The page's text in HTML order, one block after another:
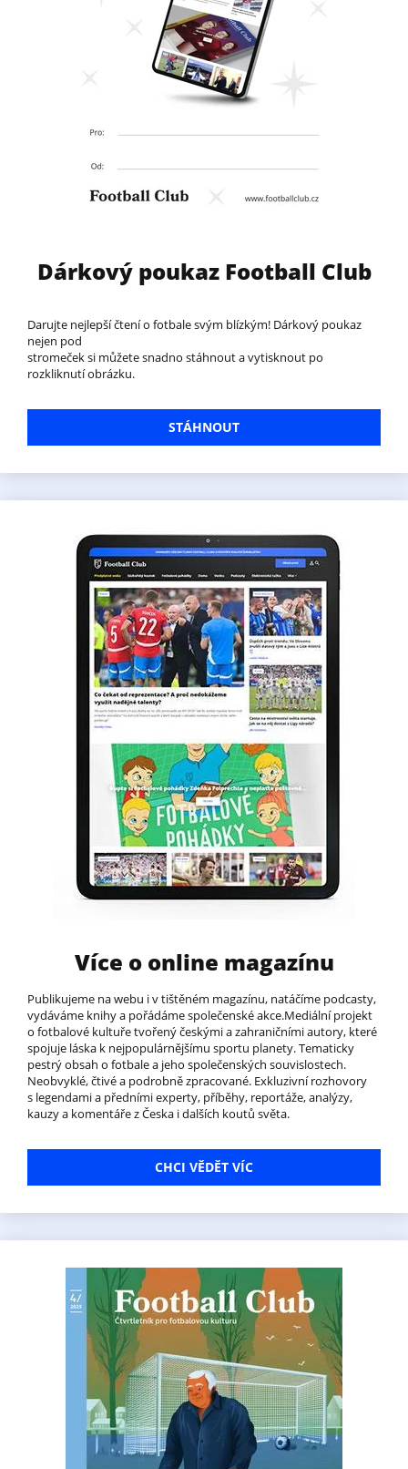
Dárkový poukaz Football Club
Darujte nejlepší čtení o fotbale svým blízkým! Dárkový poukaz
nejen pod
stromeček si můžete snadno stáhnout a vytisknout po
rozkliknutí obrázku.
STÁHNOUT
Více o online magazínu
Publikujeme na webu i v tištěném magazínu, natáčíme podcasty,
vydáváme knihy a pořádáme společenské akce.Mediální projekt
o fotbalové kultuře tvořený českými a zahraničními autory, které
spojuje láska k nejpopulárnějšímu sportu planety. Tematicky
pestrý obsah o fotbale a jeho společenských souvislostech.
Neobvyklé, čtivé a podrobně zpracované. Exkluzivní rozhovory
s legendami a předními experty, příběhy, reportáže, analýzy,
kauzy a komentáře z Česka i dalších koutů světa.
CHCI VĚDĚT VÍC